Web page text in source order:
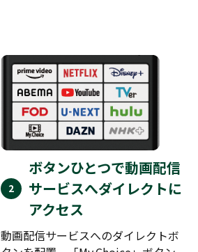
ボタンひとつで動画配信
サービスへダイレクトに
アクセス
動画配信サービスへのダイレクトボ